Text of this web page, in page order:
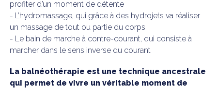
profiter d’un moment de détente
- L’hydromassage, qui grâce à des hydrojets va réaliser
un massage de tout ou partie du corps
- Le bain de marche à contre-courant, qui consiste à
marcher dans le sens inverse du courant
La balnéothérapie est une technique ancestrale
qui permet de vivre un véritable moment de